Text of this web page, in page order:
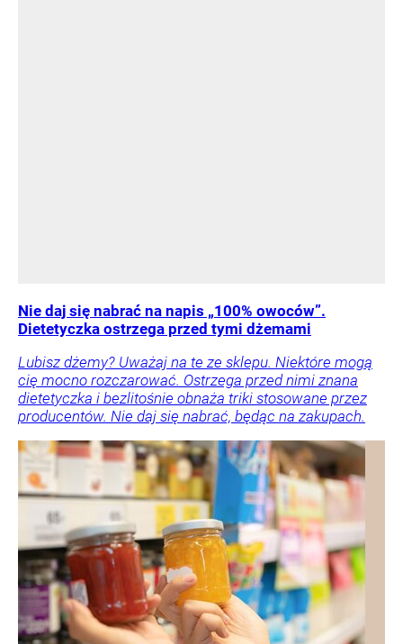
Nie daj się nabrać na napis „100% owoców”.
Dietetyczka ostrzega przed tymi dżemami
Lubisz dżemy? Uważaj na te ze sklepu. Niektóre mogą
cię mocno rozczarować. Ostrzega przed nimi znana
dietetyczka i bezlitośnie obnaża triki stosowane przez
producentów. Nie daj się nabrać, będąc na zakupach.